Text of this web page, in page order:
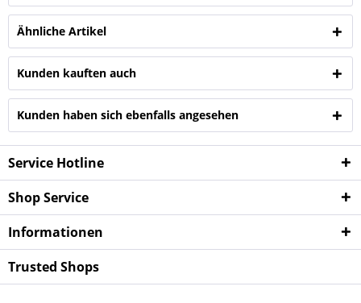
Ähnliche Artikel
Kunden kauften auch
Kunden haben sich ebenfalls angesehen
Service Hotline
Shop Service
Infor­mationen
Trusted Shops